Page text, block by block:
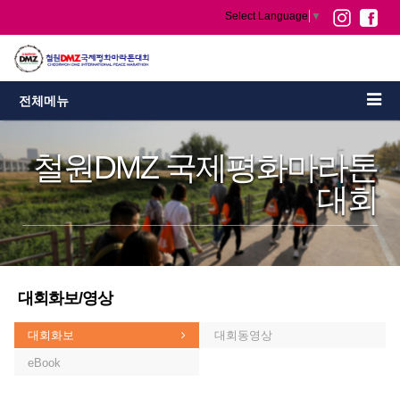
Select Language ▼
전체메뉴
철원DMZ 국제평화마라톤
대회
대회화보/영상
대회화보 대회동영상
eBook